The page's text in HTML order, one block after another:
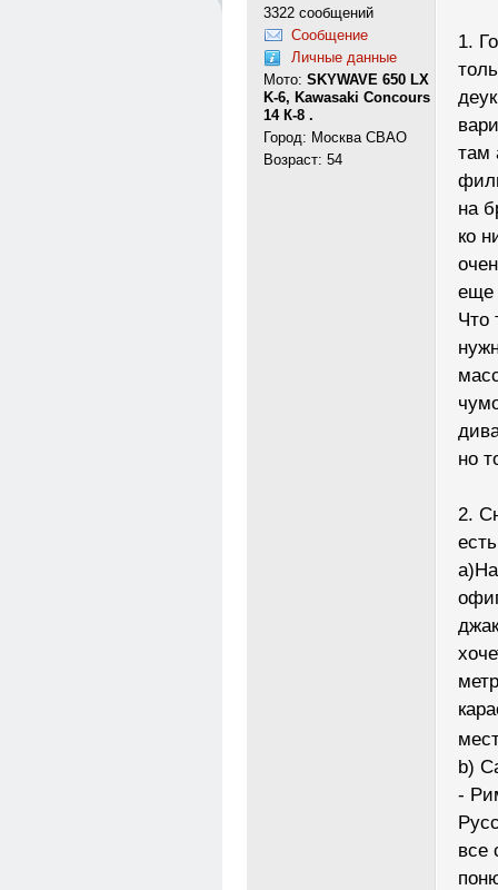
3322 сообщений
Сообщение
Личные данные
Мото: SKYWAVE 650 LX
K-6, Kawasaki Concours
14 К-8 .
Город: Москва СВАО
Возраст: 54
1.
там
на
ко
еще
Что
но
2.
b)
-
все